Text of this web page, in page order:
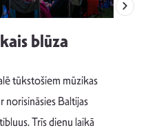
blūza
tūkstošiem mūzikas
norisināsies Baltijas
Trīs dienu laikā